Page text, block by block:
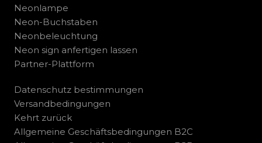
Neonlampe
Neon-Buchstaben
Neonbeleuchtung
Neon sign anfertigen lassen
Partner-Plattform
Datenschutz bestimmungen
Versandbedingungen
Kehrt zurück
Allgemeine Geschäftsbedingungen B2C